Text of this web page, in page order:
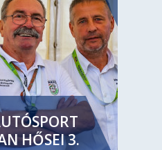
HŐSEI 3.